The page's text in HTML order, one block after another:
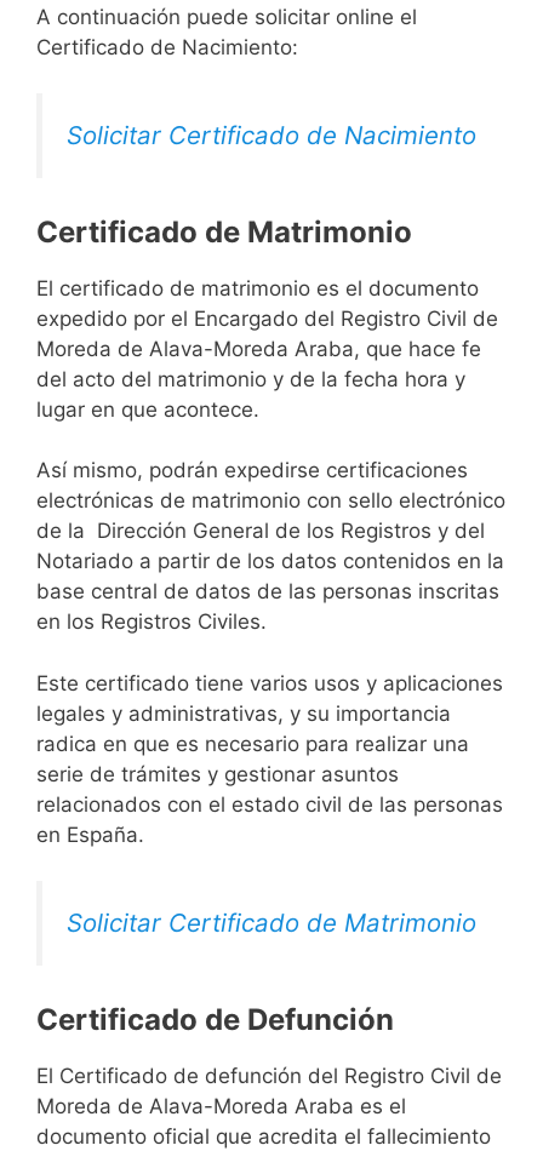
A continuación puede solicitar online el
Certificado de Nacimiento:
Solicitar Certificado de Nacimiento
Certificado de Matrimonio
El certificado de matrimonio es el documento
expedido por el Encargado del Registro Civil de
Moreda de Alava-Moreda Araba, que hace fe
del acto del matrimonio y de la fecha hora y
lugar en que acontece.
Así mismo, podrán expedirse certificaciones
electrónicas de matrimonio con sello electrónico
de la Dirección General de los Registros y del
Notariado a partir de los datos contenidos en la
base central de datos de las personas inscritas
en los Registros Civiles.
Este certificado tiene varios usos y aplicaciones
legales y administrativas, y su importancia
radica en que es necesario para realizar una
serie de trámites y gestionar asuntos
relacionados con el estado civil de las personas
en España.
Solicitar Certificado de Matrimonio
Certificado de Defunción
El Certificado de defunción del Registro Civil de
Moreda de Alava-Moreda Araba es el
documento oficial que acredita el fallecimiento